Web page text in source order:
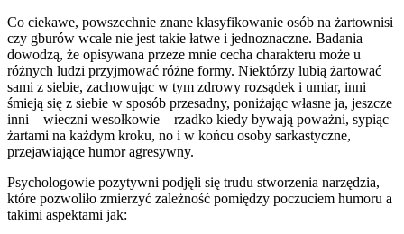
Co ciekawe, powszechnie znane klasyfikowanie osób na żartownisi
czy gburów wcale nie jest takie łatwe i jednoznaczne. Badania
dowodzą, że opisywana przeze mnie cecha charakteru może u
różnych ludzi przyjmować różne formy. Niektórzy lubią żartować
sami z siebie, zachowując w tym zdrowy rozsądek i umiar, inni
śmieją się z siebie w sposób przesadny, poniżając własne ja, jeszcze
inni – wieczni wesołkowie – rzadko kiedy bywają poważni, sypiąc
żartami na każdym kroku, no i w końcu osoby sarkastyczne,
przejawiające humor agresywny.
Psychologowie pozytywni podjęli się trudu stworzenia narzędzia,
które pozwoliło zmierzyć zależność pomiędzy poczuciem humoru a
takimi aspektami jak: